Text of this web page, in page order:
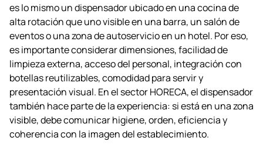
es lo mismo un dispensador ubicado en una cocina de
alta rotación que uno visible en una barra, un salón de
eventos o una zona de autoservicio en un hotel. Por eso,
es importante considerar dimensiones, facilidad de
limpieza externa, acceso del personal, integración con
botellas reutilizables, comodidad para servir y
presentación visual. En el sector HORECA, el dispensador
también hace parte de la experiencia: si está en una zona
visible, debe comunicar higiene, orden, eficiencia y
coherencia con la imagen del establecimiento.